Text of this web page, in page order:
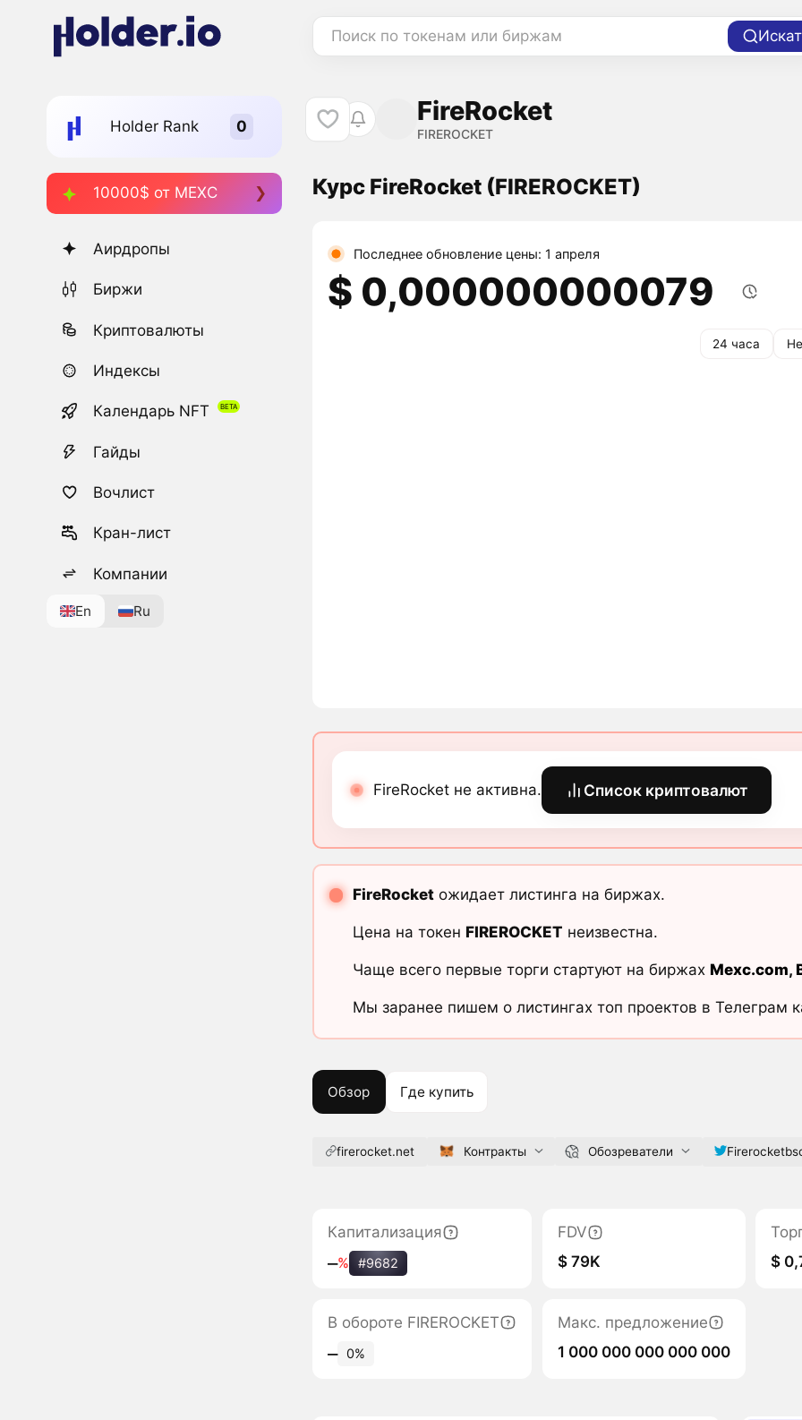
Поиск по токенам или биржам
Holder Rank
10000$ от MEXC
Аирдропы
Биржи
Криптовалюты
Индексы
Календарь NFT
Гайды
Вочлист
Кран-лист
Компании
En Ru
FireRocket
FIREROCKET
Курс FireRocket (FIREROCKET)
Последнее обновление цены: 1 апреля
$ 0,000000000079
24 часа
FireRocket не активна. Список криптовалют
FireRocketожидает листинга на биржах.
Цена на токен FIREROCKET неизвестна.
Чаще всего первые торги стартуют на биржах Mexc.com,
Мы заранее пишем о листингах топ проектов в Телеграм
Обзор Где купить
firerocket.net Контракты Обозреватели
Капитализация
‒% #9682
FDV
$ 79K
$
В обороте FIREROCKET
‒ 0%
Макс. предложение
1 000 000 000 000 000